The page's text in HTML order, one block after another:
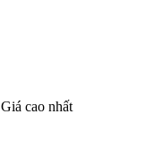
Giá cao nhất